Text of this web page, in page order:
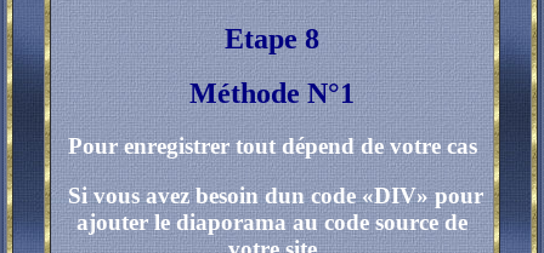
Etape 8
MéthodeN°1
Pour enregistrer tout dépend de votre cas
Si vous avez besoin dun code «DIV» pour
ajouter le diaporama au code source de